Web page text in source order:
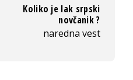
Koliko je lak srpski
novčanik ?
naredna vest